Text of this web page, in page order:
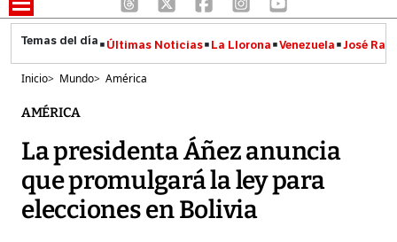
Últimas Noticias La Llorona Venezuela José
Inicio> Mundo> América
AMÉRICA
La presidenta Áñez anuncia
que promulgará la ley para
elecciones en Bolivia